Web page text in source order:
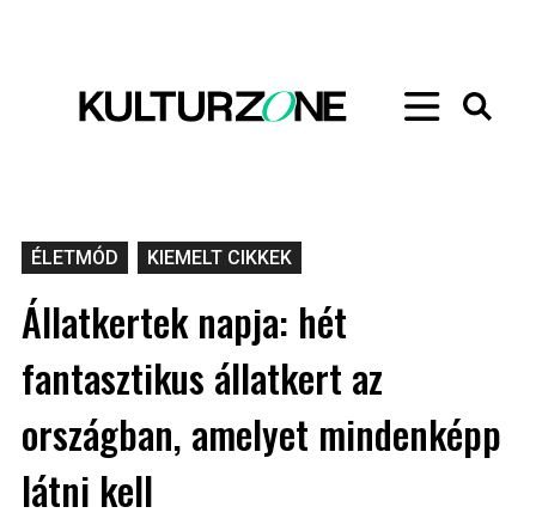
ÉLETMÓD KIEMELT CIKKEK
Állatkertek napja: hét
fantasztikus állatkert az
országban, amelyet mindenképp
látni kell